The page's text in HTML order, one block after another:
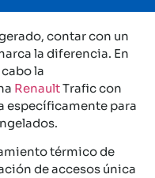
contar con un
la diferencia. En
la
RenaultTrafic con
específicamente para
térmico de
de accesos única